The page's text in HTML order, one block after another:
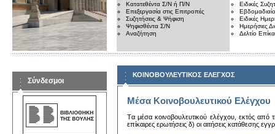
Κατατεθέντα Σ/Ν ή Π/Ν
Επεξεργασία στις Επιτροπές
Συζητήσεις & Ψήφιση
Ψηφισθέντα Σ/Ν
Αναζήτηση
Ειδικές
Εβδομαδιαίο
Ειδικές
Ημερήσιες
Δελτίο
Σύνδεσμοι
ΚΟΙΝΟΒΟΥΛΕΥΤΙΚΟΣ ΕΛΕΓΧΟΣ
Μέσα Κοινοβουλευτικού Ελέγχου
Tα μέσα κoινoβoυλευτικoύ ελέγχoυ, εκτός από
επίκαιρες ερωτήσεις δ) oι αιτήσεις κατάθεσης